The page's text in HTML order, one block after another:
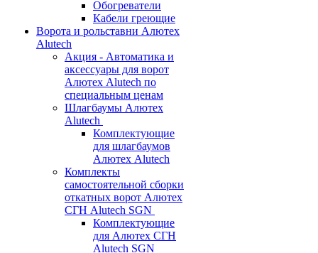
Обогреватели
Кабели греющие
Ворота и рольставни Алютех
Alutech
Акция - Автоматика и
аксессуары для ворот
Алютех Alutech по
специальным ценам
Шлагбаумы Алютех
Alutech
Комплектующие
для шлагбаумов
Алютех Alutech
Комплекты
самостоятельной сборки
откатных ворот Алютех
СГН Alutech SGN
Комплектующие
для Алютех СГН
Alutech SGN